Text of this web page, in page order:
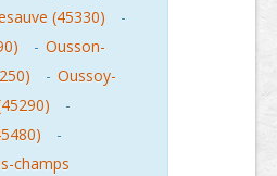
(45330)
-
- Ousson-
- Oussoy-
-
-
champs